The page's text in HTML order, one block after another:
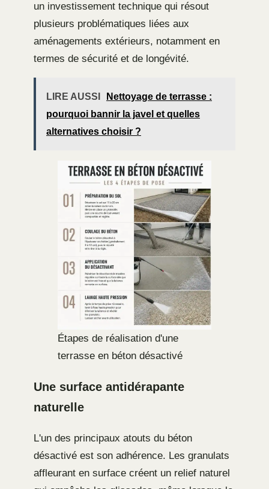
un investissement technique qui résout
plusieurs problématiques liées aux
aménagements extérieurs, notamment en
termes de sécurité et de longévité.
LIRE AUSSI
Nettoyage de terrasse :
pourquoi bannir la javel et quelles
alternatives choisir ?
Étapes de réalisation d'une
terrasse en béton désactivé
Une surface antidérapante
naturelle
L'un des principaux atouts du béton
désactivé est son adhérence. Les granulats
affleurant en surface créent un relief naturel